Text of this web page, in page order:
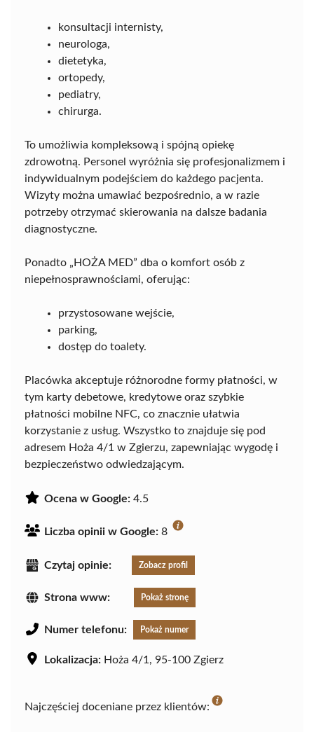
konsultacji internisty,
neurologa,
dietetyka,
ortopedy,
pediatry,
chirurga.
To umożliwia kompleksową i spójną opiekę
zdrowotną. Personel wyróżnia się profesjonalizmem i
indywidualnym podejściem do każdego pacjenta.
Wizyty można umawiać bezpośrednio, a w razie
potrzeby otrzymać skierowania na dalsze badania
diagnostyczne.
Ponadto „HOŻA MED” dba o komfort osób z
niepełnosprawnościami, oferując:
przystosowane wejście,
parking,
dostęp do toalety.
Placówka akceptuje różnorodne formy płatności, w
tym karty debetowe, kredytowe oraz szybkie
płatności mobilne NFC, co znacznie ułatwia
korzystanie z usług. Wszystko to znajduje się pod
adresem Hoża 4/1 w Zgierzu, zapewniając wygodę i
bezpieczeństwo odwiedzającym.
Ocena w Google: 4.5
Liczba opinii w Google: 8
Czytaj opinie: Zobacz profil
Strona www: Pokaż stronę
Numer telefonu: Pokaż numer
Lokalizacja: Hoża 4/1, 95-100 Zgierz
Najczęściej doceniane przez klientów: